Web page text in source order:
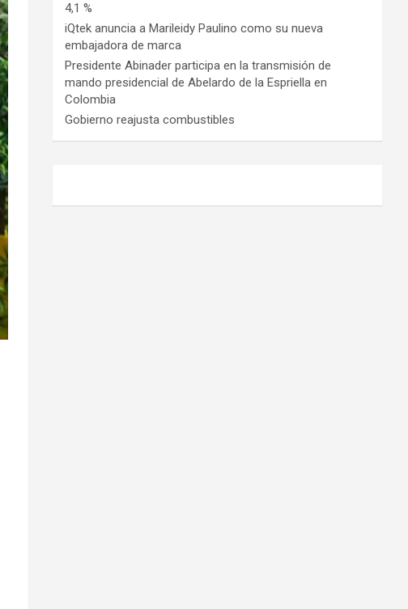
4,1 %
iQtek anuncia a Marileidy Paulino como su nueva
embajadora de marca
Presidente Abinader participa en la transmisión de
mando presidencial de Abelardo de la Espriella en
Colombia
Gobierno reajusta combustibles